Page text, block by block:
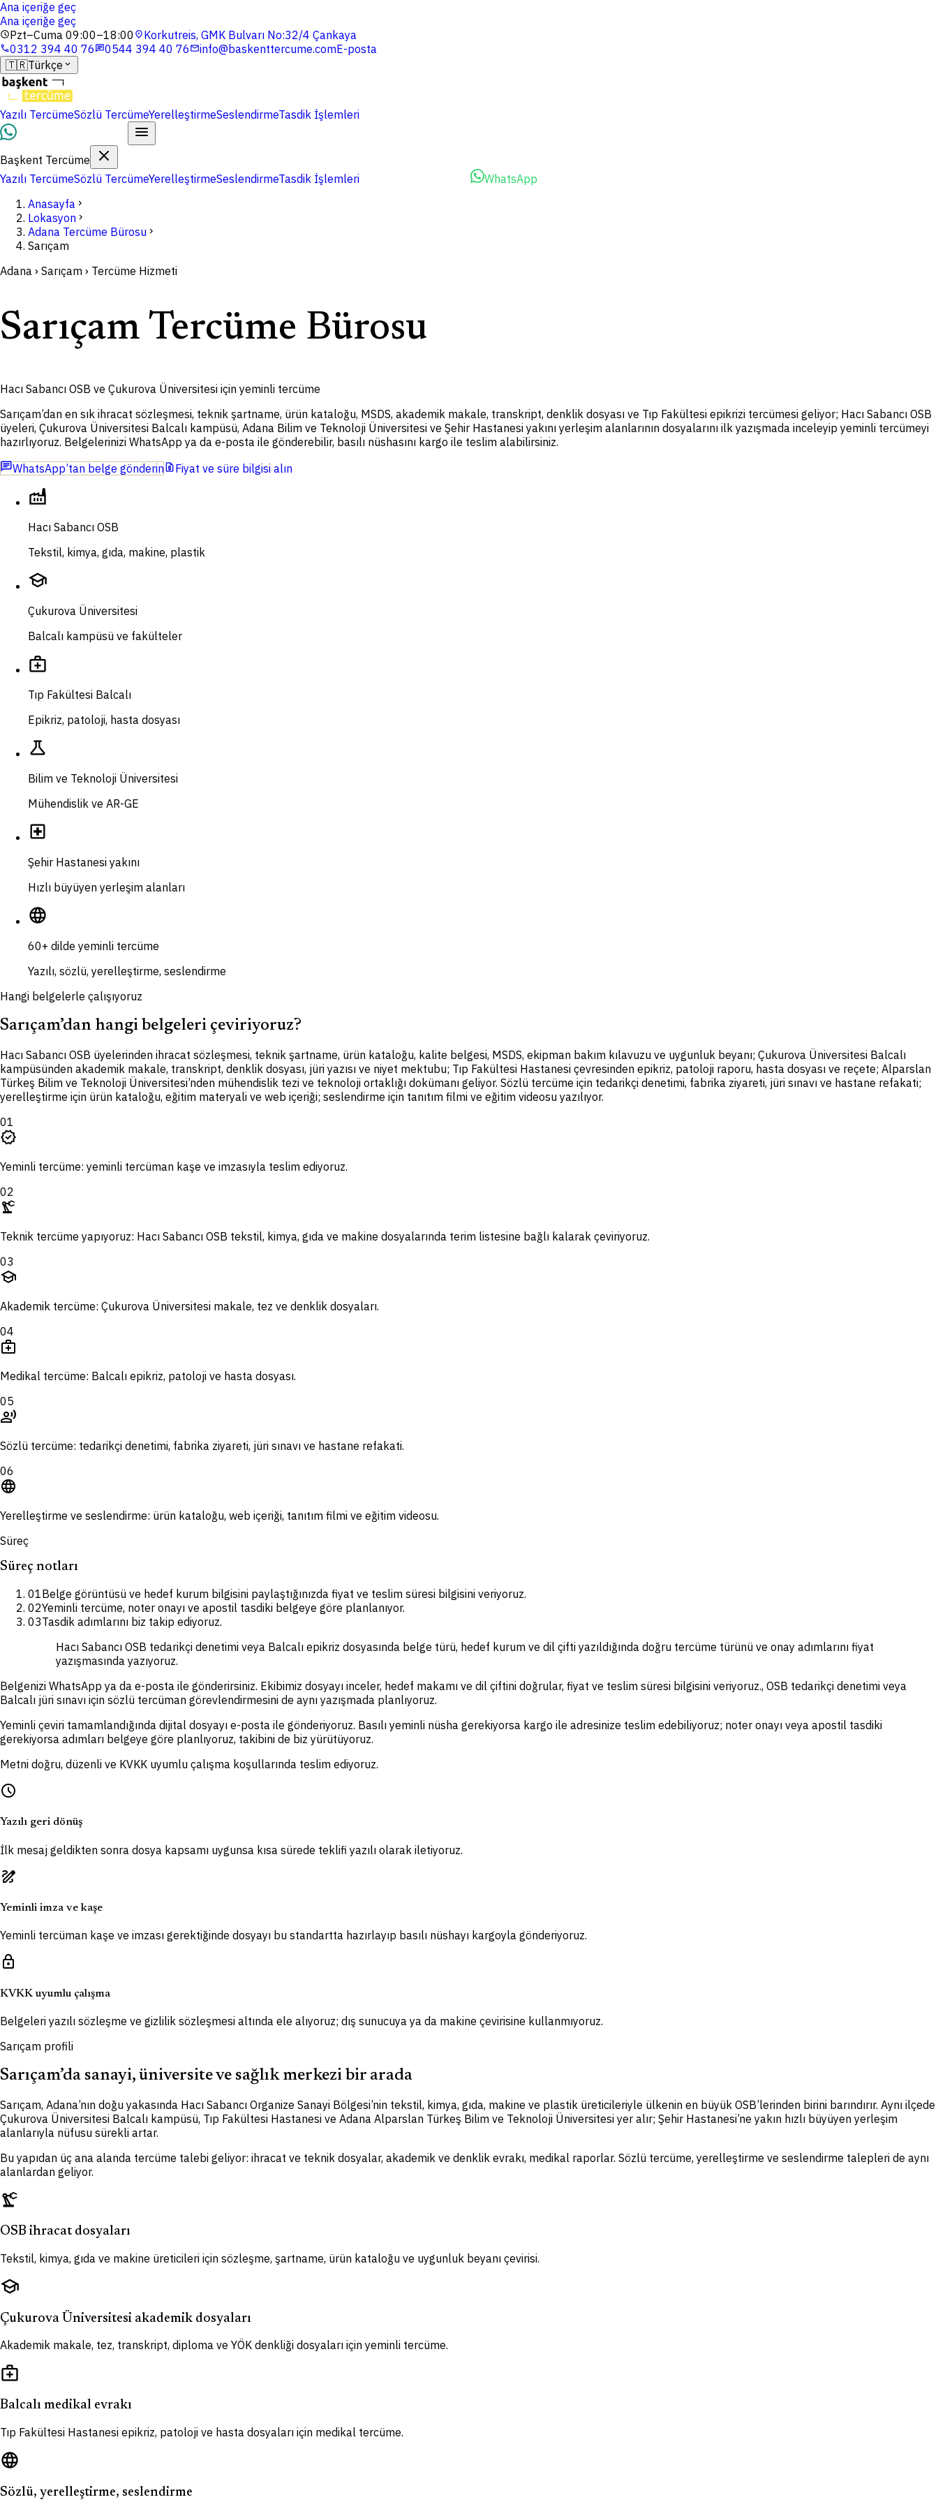
Ana içeriğe geç
Ana içeriğe geç
schedulePzt–Cuma 09:00–18:00 location_onKorkutreis, GMK Bulvarı No:32/4 Çankaya
phone0312 394 40 76chat0544 394 40 76mailinfo@baskenttercume.comE-posta
🇹🇷Türkçe expand_more
Yazılı TercümeSözlü TercümeYerelleştirmeSeslendirmeTasdik İşlemleri
Başkent Tercüme
Yazılı TercümeSözlü TercümeYerelleştirmeSeslendirmeTasdik İşlemleri
WhatsApp
Anasayfa chevron_right
Lokasyon chevron_right
Adana Tercüme Bürosu chevron_right
Sarıçam
Adana › Sarıçam › Tercüme Hizmeti
Sarıçam Tercüme Bürosu
Hacı Sabancı OSB ve Çukurova Üniversitesi için yeminli tercüme
Sarıçam’dan en sık ihracat sözleşmesi, teknik şartname, ürün kataloğu, MSDS, akademik makale, transkript, denklik dosyası ve Tıp Fakültesi epikrizi tercümesi geliyor; Hacı Sabancı OSB
üyeleri, Çukurova Üniversitesi Balcalı kampüsü, Adana Bilim ve Teknoloji Üniversitesi ve Şehir Hastanesi yakını yerleşim alanlarının dosyalarını ilk yazışmada inceleyip yeminli tercümeyi
hazırlıyoruz. Belgelerinizi WhatsApp ya da e-posta ile gönderebilir, basılı nüshasını kargo ile teslim alabilirsiniz.
chatWhatsApp’tan belge gönderinrequest_quoteFiyat ve süre bilgisi alın
factory
Hacı Sabancı OSB
Tekstil, kimya, gıda, makine, plastik
school
Çukurova Üniversitesi
Balcalı kampüsü ve fakülteler
medical_services
Tıp Fakültesi Balcalı
Epikriz, patoloji, hasta dosyası
science
Bilim ve Teknoloji Üniversitesi
Mühendislik ve AR-GE
local_hospital
Şehir Hastanesi yakını
Hızlı büyüyen yerleşim alanları
language
60+ dilde yeminli tercüme
Yazılı, sözlü, yerelleştirme, seslendirme
Hangi belgelerle çalışıyoruz
Sarıçam’dan hangi belgeleri çeviriyoruz?
Hacı Sabancı OSB üyelerinden ihracat sözleşmesi, teknik şartname, ürün kataloğu, kalite belgesi, MSDS, ekipman bakım kılavuzu ve uygunluk beyanı; Çukurova Üniversitesi Balcalı
kampüsünden akademik makale, transkript, denklik dosyası, jüri yazısı ve niyet mektubu; Tıp Fakültesi Hastanesi çevresinden epikriz, patoloji raporu, hasta dosyası ve reçete; Alparslan
Türkeş Bilim ve Teknoloji Üniversitesi’nden mühendislik tezi ve teknoloji ortaklığı dokümanı geliyor. Sözlü tercüme için tedarikçi denetimi, fabrika ziyareti, jüri sınavı ve hastane refakati;
yerelleştirme için ürün kataloğu, eğitim materyali ve web içeriği; seslendirme için tanıtım filmi ve eğitim videosu yazılıyor.
01
verified
Yeminli tercüme: yeminli tercüman kaşe ve imzasıyla teslim ediyoruz.
02
precision_manufacturing
Teknik tercüme yapıyoruz: Hacı Sabancı OSB tekstil, kimya, gıda ve makine dosyalarında terim listesine bağlı kalarak çeviriyoruz.
03
school
Akademik tercüme: Çukurova Üniversitesi makale, tez ve denklik dosyaları.
04
medical_services
Medikal tercüme: Balcalı epikriz, patoloji ve hasta dosyası.
05
record_voice_over
Sözlü tercüme: tedarikçi denetimi, fabrika ziyareti, jüri sınavı ve hastane refakati.
06
language
Yerelleştirme ve seslendirme: ürün kataloğu, web içeriği, tanıtım filmi ve eğitim videosu.
Süreç
Süreç notları
01Belge görüntüsü ve hedef kurum bilgisini paylaştığınızda fiyat ve teslim süresi bilgisini veriyoruz.
02Yeminli tercüme, noter onayı ve apostil tasdiki belgeye göre planlanıyor.
03Tasdik adımlarını biz takip ediyoruz.
Hacı Sabancı OSB tedarikçi denetimi veya Balcalı epikriz dosyasında belge türü, hedef kurum ve dil çifti yazıldığında doğru tercüme türünü ve onay adımlarını fiyat
yazışmasında yazıyoruz.
Belgenizi WhatsApp ya da e-posta ile gönderirsiniz. Ekibimiz dosyayı inceler, hedef makamı ve dil çiftini doğrular, fiyat ve teslim süresi bilgisini veriyoruz., OSB tedarikçi denetimi veya
Balcalı jüri sınavı için sözlü tercüman görevlendirmesini de aynı yazışmada planlıyoruz.
Yeminli çeviri tamamlandığında dijital dosyayı e-posta ile gönderiyoruz. Basılı yeminli nüsha gerekiyorsa kargo ile adresinize teslim edebiliyoruz; noter onayı veya apostil tasdiki
gerekiyorsa adımları belgeye göre planlıyoruz, takibini de biz yürütüyoruz.
Metni doğru, düzenli ve KVKK uyumlu çalışma koşullarında teslim ediyoruz.
schedule
Yazılı geri dönüş
İlk mesaj geldikten sonra dosya kapsamı uygunsa kısa sürede teklifi yazılı olarak iletiyoruz.
draw
Yeminli imza ve kaşe
Yeminli tercüman kaşe ve imzası gerektiğinde dosyayı bu standartta hazırlayıp basılı nüshayı kargoyla gönderiyoruz.
lock
KVKK uyumlu çalışma
Belgeleri yazılı sözleşme ve gizlilik sözleşmesi altında ele alıyoruz; dış sunucuya ya da makine çevirisine kullanmıyoruz.
Sarıçam profili
Sarıçam’da sanayi, üniversite ve sağlık merkezi bir arada
Sarıçam, Adana’nın doğu yakasında Hacı Sabancı Organize Sanayi Bölgesi’nin tekstil, kimya, gıda, makine ve plastik üreticileriyle ülkenin en büyük OSB’lerinden birini barındırır. Aynı ilçede
Çukurova Üniversitesi Balcalı kampüsü, Tıp Fakültesi Hastanesi ve Adana Alparslan Türkeş Bilim ve Teknoloji Üniversitesi yer alır; Şehir Hastanesi’ne yakın hızlı büyüyen yerleşim
alanlarıyla nüfusu sürekli artar.
Bu yapıdan üç ana alanda tercüme talebi geliyor: ihracat ve teknik dosyalar, akademik ve denklik evrakı, medikal raporlar. Sözlü tercüme, yerelleştirme ve seslendirme talepleri de aynı
alanlardan geliyor.
precision_manufacturing
OSB ihracat dosyaları
Tekstil, kimya, gıda ve makine üreticileri için sözleşme, şartname, ürün kataloğu ve uygunluk beyanı çevirisi.
school
Çukurova Üniversitesi akademik dosyaları
Akademik makale, tez, transkript, diploma ve YÖK denkliği dosyaları için yeminli tercüme.
medical_services
Balcalı medikal evrakı
Tıp Fakültesi Hastanesi epikriz, patoloji ve hasta dosyaları için medikal tercüme.
language
Sözlü, yerelleştirme, seslendirme